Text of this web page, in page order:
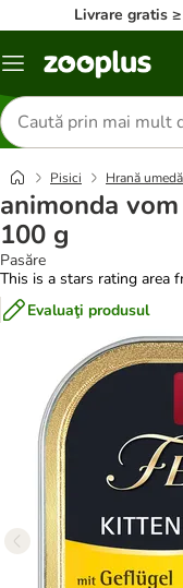
Livrare gratis
Categorii
Căutare
produse
Pisici Hrană
animonda
100 g
Pasăre
This is a stars rating area
Evaluaţi produsul